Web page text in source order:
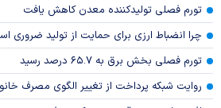
تورم فصلی تولیدکننده معدن کاهش یافت
چرا انضباط ارزی برای حمایت از تولید ضروری
تورم فصلی بخش برق به ۶۵.۷ درصد رسید
روایت شبکه پرداخت از تغییر الگوی مصرف